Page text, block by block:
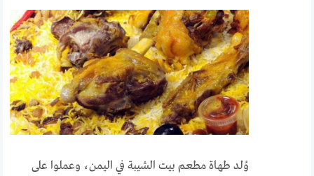
وُلد طهاة مطعم بيت الشيبة في اليمن، وعملوا على